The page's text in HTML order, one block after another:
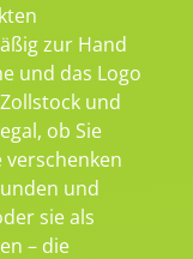
zur Hand
und das Logo
und
ob Sie
verschenken
und
sie als
– die